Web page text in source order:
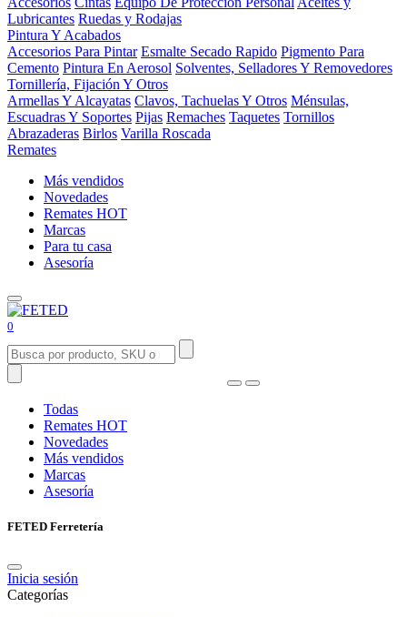
Lubricantes Ruedas y Rodajas
Pintura Y Acabados
Accesorios Para Pintar Esmalte Secado Rapido Pigmento Para
Cemento Pintura En Aerosol Solventes, Selladores Y Removedores
Tornillería, Fijación Y Otros
Armellas Y Alcayatas Clavos, Tachuelas Y Otros Ménsulas,
Escuadras Y Soportes Pijas Remaches Taquetes Tornillos
Abrazaderas Birlos Varilla Roscada
Remates
Más vendidos
Novedades
Remates HOT
Marcas
Para tu casa
Asesoría
0
Todas
Remates HOT
Novedades
Más vendidos
Marcas
Asesoría
FETED Ferretería
Inicia sesión
Categorías